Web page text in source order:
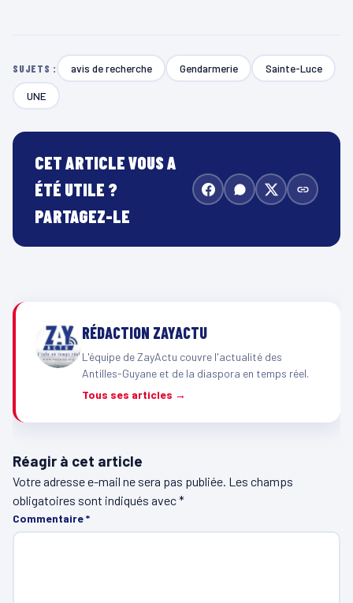
SUJETS : avis de recherche Gendarmerie Sainte-Luce
UNE
CET ARTICLE VOUS A
ÉTÉ UTILE ?
PARTAGEZ-LE
RÉDACTION ZAYACTU
L'équipe de ZayActu couvre l'actualité des
Antilles-Guyane et de la diaspora en temps réel.
Tous ses articles →
Réagir à cet article
Votre adresse e-mail ne sera pas publiée. Les champs
obligatoires sont indiqués avec*
Commentaire*